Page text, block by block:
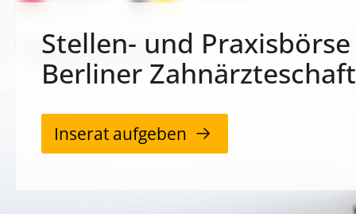
Stellen- und
Berliner Zahnärzteschaft
Inserat aufgeben